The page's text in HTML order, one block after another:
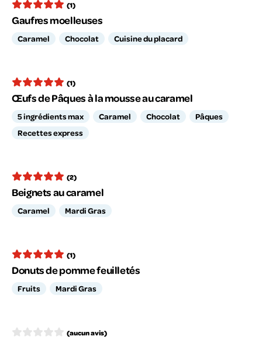
(1)
Gaufres moelleuses
Caramel Chocolat Cuisine du placard
(1)
Œufs de Pâques à la mousse au caramel
5 ingrédients max Caramel Chocolat
Pâques
Recettes express
(2)
Beignets au caramel
Caramel Mardi Gras
(1)
Donuts de pomme feuilletés
Fruits Mardi Gras
(aucun avis)